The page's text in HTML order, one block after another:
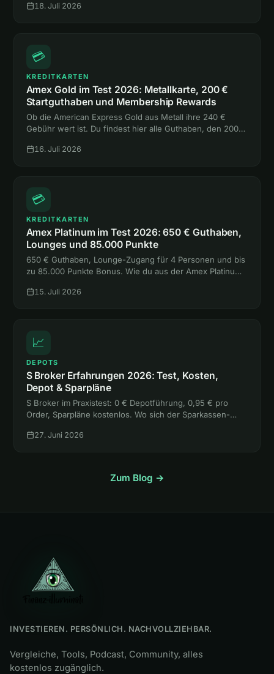
eine einzige Hotelnacht.
18. Juli 2026
💳
KREDITKARTEN
Amex Gold im Test 2026: Metallkarte, 200 €
Startguthaben und Membership Rewards
Ob die American Express Gold aus Metall ihre 240 €
Gebühr wert ist. Du findest hier alle Guthaben, den 200-
Platinum und Payback Amex.
16. Juli 2026
💳
KREDITKARTEN
Amex Platinum im Test 2026: 650 € Guthaben,
Lounges und 85.000 Punkte
650 € Guthaben, Lounge-Zugang für 4 Personen und bis
zu 85.000 Punkte Bonus. Wie du aus der Amex Platinum
15. Juli 2026
📈
DEPOTS
S Broker Erfahrungen 2026: Test, Kosten,
Depot & Sparpläne
S Broker im Praxistest: 0 € Depotführung, 0,95 € pro
Order, Sparpläne kostenlos. Wo sich der Sparkassen-
und für wen er passt.
27. Juni 2026
Zum Blog →
INVESTIEREN. PERSÖNLICH. NACHVOLLZIEHBAR.
Vergleiche, Tools, Podcast, Community, alles
kostenlos zugänglich.